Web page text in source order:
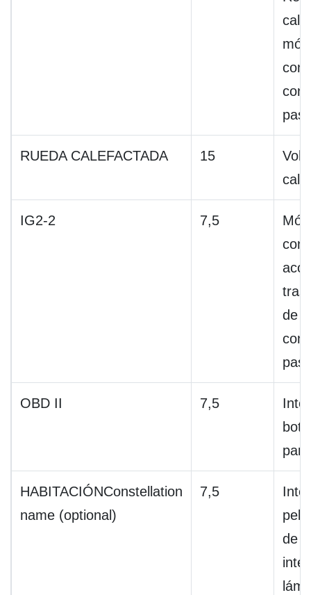
RUEDA CALEFACTADA 15
IG2-2 7,5
de
OBD II 7,5
HABITACIÓNConstellation
name (optional)
7,5
de